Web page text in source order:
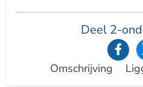
Deel 2-
Omschrijving